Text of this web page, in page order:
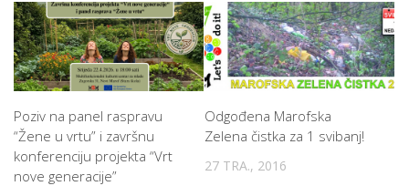
Poziv na panel raspravu
“Žene u vrtu” i završnu
konferenciju projekta “Vrt
nove generacije”
Odgođena Marofska
Zelena čistka za 1 svibanj!
27 TRA., 2016